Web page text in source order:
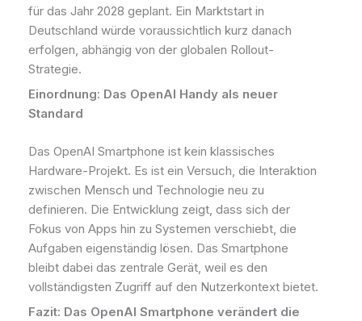
für das Jahr 2028 geplant. Ein Marktstart in
Deutschland würde voraussichtlich kurz danach
erfolgen, abhängig von der globalen Rollout-
Strategie.
Einordnung: Das OpenAI Handy als neuer
Standard
Das OpenAI Smartphone ist kein klassisches
Hardware-Projekt. Es ist ein Versuch, die Interaktion
zwischen Mensch und Technologie neu zu
definieren. Die Entwicklung zeigt, dass sich der
Fokus von Apps hin zu Systemen verschiebt, die
Aufgaben eigenständig lösen. Das Smartphone
bleibt dabei das zentrale Gerät, weil es den
vollständigsten Zugriff auf den Nutzerkontext bietet.
Fazit: Das OpenAI Smartphone verändert die